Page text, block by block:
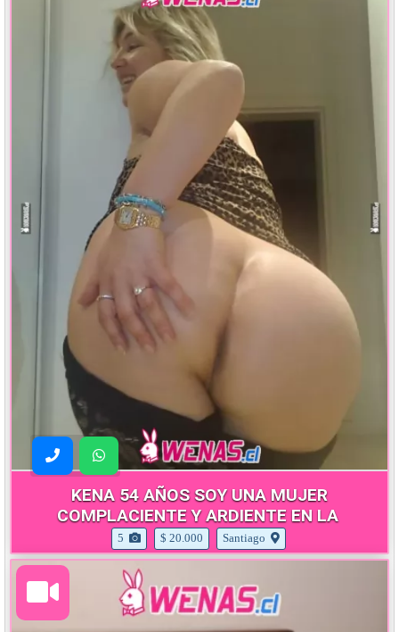
KENA 54 AÑOS SOY UNA MUJER
COMPLACIENTE Y ARDIENTE EN LA
5 $ 20.000 Santiago